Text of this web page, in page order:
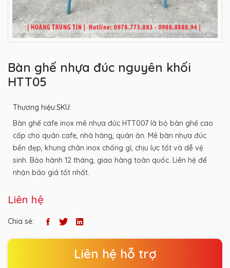
Bàn ghế nhựa đúc nguyên khối
HTT05
Thương hiệu:SKU:
Bàn ghế cafe inox mê nhựa đúc HTT007 là bộ bàn ghế cao
cấp cho quán cafe, nhà hàng, quán ăn. Mê bàn nhựa đúc
bền đẹp, khung chân inox chống gỉ, chịu lực tốt và dễ vệ
sinh. Bảo hành 12 tháng, giao hàng toàn quốc. Liên hệ để
nhận báo giá tốt nhất.
Liên hệ
Chia sẻ:
Liên hệ hỗ trợ